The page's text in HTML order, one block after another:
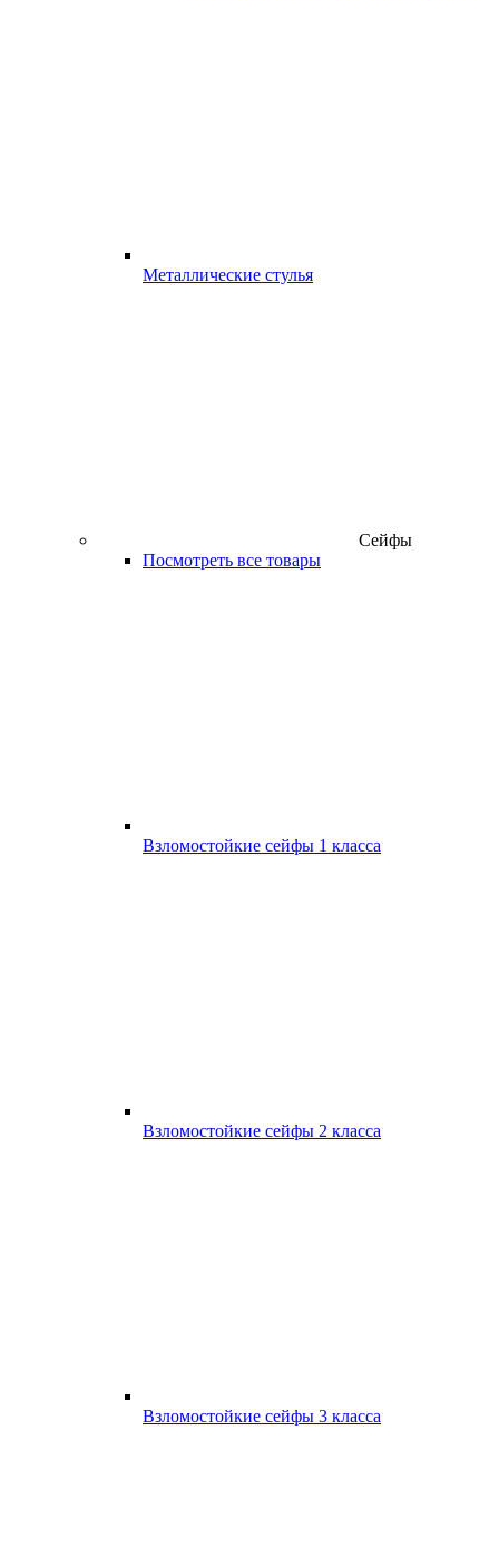
Металлические стулья
Сейфы
Посмотреть все товары
Взломостойкие сейфы 1 класса
Взломостойкие сейфы 2 класса
Взломостойкие сейфы 3 класса